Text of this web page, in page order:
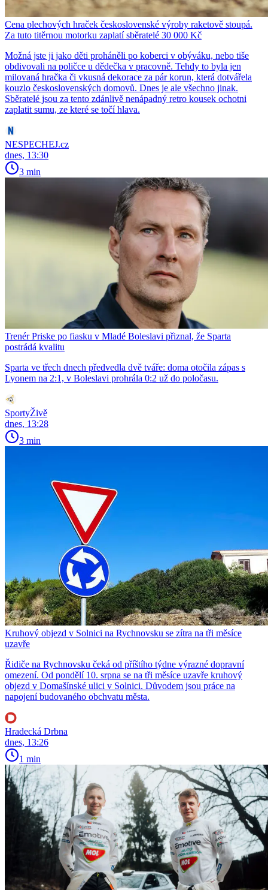
Cena plechových hraček československé výroby raketově stoupá.
Za tuto titěrnou motorku zaplatí sběratelé 30 000 Kč
Možná jste ji jako děti proháněli po koberci v obýváku, nebo tiše
obdivovali na poličce u dědečka v pracovně. Tehdy to byla jen
milovaná hračka či vkusná dekorace za pár korun, která dotvářela
kouzlo československých domovů. Dnes je ale všechno jinak.
Sběratelé jsou za tento zdánlivě nenápadný retro kousek ochotni
zaplatit sumu, ze které se točí hlava.
NESPECHEJ.cz
dnes, 13:30
3 min
Trenér Priske po fiasku v Mladé Boleslavi přiznal, že Sparta
postrádá kvalitu
Sparta ve třech dnech předvedla dvě tváře: doma otočila zápas s
Lyonem na 2:1, v Boleslavi prohrála 0:2 už do poločasu.
SportyŽivě
dnes, 13:28
3 min
Kruhový objezd v Solnici na Rychnovsku se zítra na tři měsíce
uzavře
Řidiče na Rychnovsku čeká od příštího týdne výrazné dopravní
omezení. Od pondělí 10. srpna se na tři měsíce uzavře kruhový
objezd v Domašínské ulici v Solnici. Důvodem jsou práce na
napojení budovaného obchvatu města.
Hradecká Drbna
dnes, 13:26
1 min